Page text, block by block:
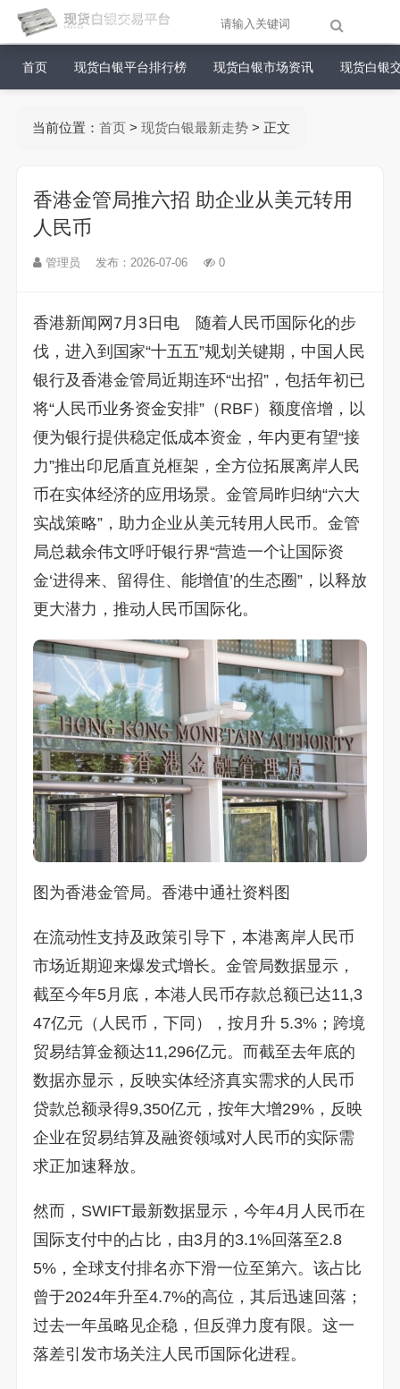
首页 现货白银平台排行榜 现货白银市场资讯 现货白银
当前位置： 首页> 现货白银最新走势> 正文
香港金管局推六招 助企业从美元转用
人民币
管理员 发布：2026-07-06 0
香港新闻网7月3日电 随着人民币国际化的步
伐，进入到国家“十五五”规划关键期，中国人民
银行及香港金管局近期连环“出招”，包括年初已
将“人民币业务资金安排”（RBF）额度倍增，以
便为银行提供稳定低成本资金，年内更有望“接
力”推出印尼盾直兑框架，全方位拓展离岸人民
币在实体经济的应用场景。金管局昨归纳“六大
实战策略”，助力企业从美元转用人民币。金管
局总裁余伟文呼吁银行界“营造一个让国际资
金‘进得来、留得住、能增值’的生态圈”，以释放
更大潜力，推动人民币国际化。
图为香港金管局。香港中通社资料图
在流动性支持及政策引导下，本港离岸人民币
市场近期迎来爆发式增长。金管局数据显示，
截至今年5月底，本港人民币存款总额已达11,3
47亿元（人民币，下同），按月升 5.3%；跨境
贸易结算金额达11,296亿元。而截至去年底的
数据亦显示，反映实体经济真实需求的人民币
贷款总额录得9,350亿元，按年大增29%，反映
企业在贸易结算及融资领域对人民币的实际需
求正加速释放。
然而，SWIFT最新数据显示，今年4月人民币在
国际支付中的占比，由3月的3.1%回落至2.8
5%，全球支付排名亦下滑一位至第六。该占比
曾于2024年升至4.7%的高位，其后迅速回落；
过去一年虽略见企稳，但反弹力度有限。这一
落差引发市场关注人民币国际化进程。